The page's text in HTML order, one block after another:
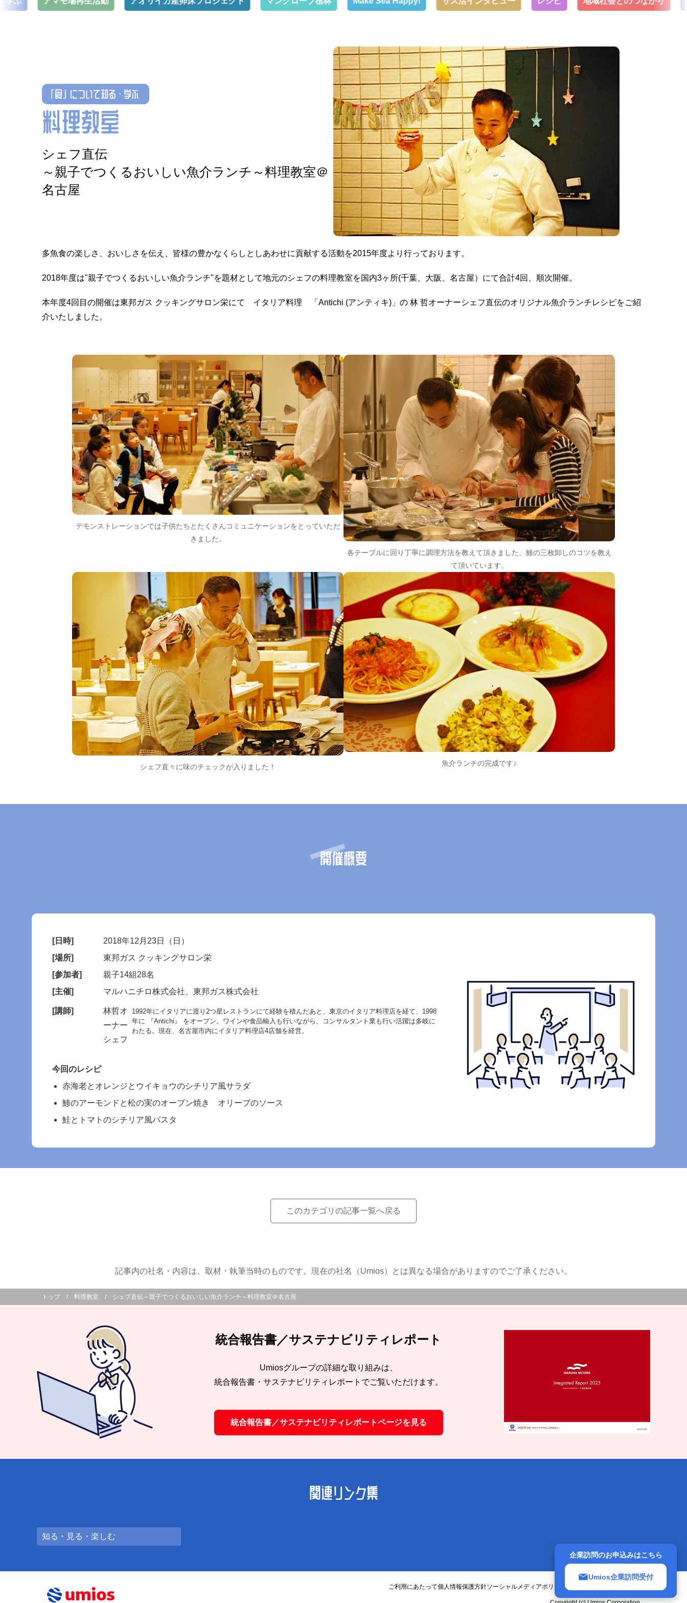
「食」について知る・学ぶ
料理教室
シェフ直伝
～親子でつくるおいしい魚介ランチ～料理教室＠
名古屋
多魚食の楽しさ、おいしさを伝え、皆様の豊かなくらしとしあわせに貢献する活動を2015年度より行っております。
2018年度は"親子でつくるおいしい魚介ランチ"を題材として地元のシェフの料理教室を国内3ヶ所(千葉、大阪、名古屋）にて合計4回、順次開催。
本年度4回目の開催は東邦ガス クッキングサロン栄にて イタリア料理 「Antichi (アンティキ)」の 林 哲オーナーシェフ直伝のオリジナル魚介ランチレシピをご紹
介いたしました。
デモンストレーションでは子供たちとたくさんコミュニケーションをとっていただ
きました。
各テーブルに回り丁寧に調理方法を教えて頂きました。鯵の三枚卸しのコツを教え
て頂いています。
シェフ直々に味のチェックが入りました！ 魚介ランチの完成です♪
開催概要
[日時]
2018年12月23日（日）
[場所]
東邦ガス クッキングサロン栄
[参加者]
親子14組28名
[主催]
マルハニチロ株式会社、東邦ガス株式会社
[講師]
林哲オ
ーナー
シェフ
1992年にイタリアに渡り2つ星レストランにて経験を積んだあと、東京のイタリア料理店を経て、1998
年に 『Antichi』 をオープン。ワインや食品輸入も行いながら、コンサルタント業も行い活躍は多岐に
わたる。現在、名古屋市内にイタリア料理店4店舗を経営。
今回のレシピ
赤海老とオレンジとウイキョウのシチリア風サラダ
鯵のアーモンドと松の実のオーブン焼き オリーブのソース
鮭とトマトのシチリア風パスタ
このカテゴリの記事一覧へ戻る
記事内の社名・内容は、取材・執筆当時のものです。現在の社名（Umios）とは異なる場合がありますのでご了承ください。
トップ 料理教室 シェフ直伝～親子でつくるおいしい魚介ランチ～料理教室＠名古屋
企業訪問のお申込みはこちら
Umios企業訪問受付
統合報告書／サステナビリティレポート
Umiosグループの詳細な取り組みは、
統合報告書・サステナビリティレポートでご覧いただけます。
統合報告書／サステナビリティレポートページを見る
関連リンク集
知る・見る・楽しむ
ご利用にあたって個人情報保護方針ソーシャルメディアポリシー